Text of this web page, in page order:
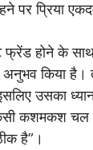
पर प्रिया
फ्रेंड होने के
किया है।
उसका
कशमकश चल
है”।